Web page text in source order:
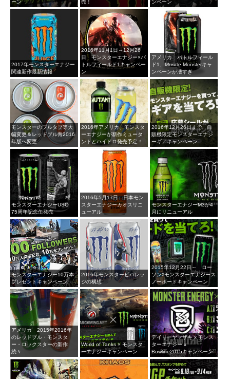
ーン 売！ ンペーン
2017年モンスターエナジー
関連新作最新情報
2016年11月1日～12月26
日 モンスターエナジー×バ
トルフィールド1キャンペー
ン
アメリカ バトルフィール
ド1、Muscle Monsterキャ
ンペーンが凄すぎ
モンスターのプルタブ等大
幅変更＆レッドブル青2016
年版へ変更
2016年アメリカ、モンスタ
ーエナジーが新作ミュータ
ントとハイドロ発売予定！
2016年12月26日まで 自
販機限定モンスターエナジ
ーギアキャンペーン
モンスターエナジーUSO
75周年記念缶発売
2016年5月17日 日本モン
スターエナジーカオスリニ
ューアル
モンスターエナジーM3が4
月にリニューアル
モンスターエナジー10万本
プレゼントキャンペーン
2016年モンスタービバレッ
ジの構想
2015年12月22日～ ロー
ソン☓モンスターエナジース
ノーボードキャンペーン
アメリカ 2015年2016年
のレッドブル・モンスタ
ー・ロックスターの新作
続々
World of Tanks × モンスタ
ーエナジーキャンペーン
デイリーヤマザキ x モンス
ターエナジー x
Bowline2015キャンペーン